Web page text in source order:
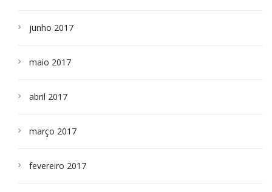
junho 2017
maio 2017
abril 2017
março 2017
fevereiro 2017